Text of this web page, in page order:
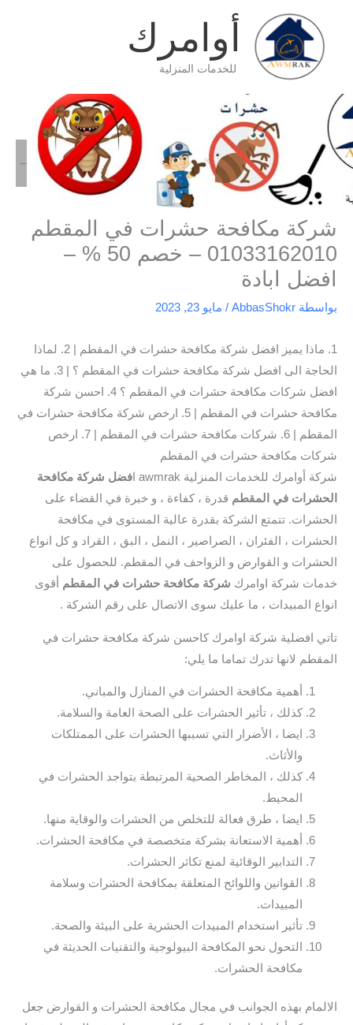
المحتوى
أوامرك
للخدمات المنزلية
الرئيسية
شركة مكافحة
شركة مكافحة حشرات في المقطم 01033162010 – خصم 50 % –
افضل ابادة
شركة مكافحة حشرات في المقطم
01033162010 – خصم 50 % –
افضل ابادة
بواسطة AbbasShokr
/ مايو 23, 2023
1. ماذا يميز افضل شركة مكافحة حشرات في المقطم | 2. لماذا
الحاجة الى افضل شركة مكافحة حشرات في المقطم ؟ | 3. ما هي
افضل شركات مكافحة حشرات في المقطم ؟ 4. احسن شركة
مكافحة حشرات في المقطم | 5. ارخص شركة مكافحة حشرات في
المقطم | 6. شركات مكافحة حشرات في المقطم | 7. ارخص
شركات مكافحة حشرات في المقطم
شركة أوامرك للخدمات المنزلية awmrak ا
فضل شركة مكافحة
الحشرات في المقطم قدرة ، كفاءة ، و خبرة في القضاء على
الحشرات. تتمتع الشركة بقدرة عالية المستوى في مكافحة
الحشرات ، الفئران ، الصراصير ، النمل ، البق ، القراد و كل انواع
الحشرات و القوارض و الزواحف في المقطم. للحصول على
خدمات شركة اوامرك شركة مكافحة حشرات في المقطم
أقوى
انواع المبيدات ، ما عليك سوى الاتصال على رقم الشركة .
تاتي افضلية شركة اوامرك كاحسن شركة مكافحة حشرات في
المقطم لانها تدرك تماما ما يلي:
أهمية مكافحة الحشرات في المنازل والمباني.
كذلك ، تأثير الحشرات على الصحة العامة والسلامة.
ايضا ، الأضرار التي تسببها الحشرات على الممتلكات
والأثاث.
كذلك ، المخاطر الصحية المرتبطة بتواجد الحشرات في
المحيط.
ايضا ، طرق فعالة للتخلص من الحشرات والوقاية منها.
أهمية الاستعانة بشركة متخصصة في مكافحة الحشرات.
التدابير الوقائية لمنع تكاثر الحشرات.
القوانين واللوائح المتعلقة بمكافحة الحشرات وسلامة
المبيدات.
تأثير استخدام المبيدات الحشرية على البيئة والصحة.
التحول نحو المكافحة البيولوجية والتقنيات الحديثة في
مكافحة الحشرات.
الالمام بهذه الجوانب في مجال مكافحة الحشرات و القوارض جعل